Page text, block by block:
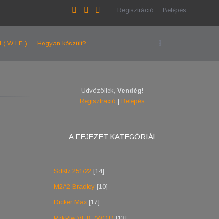
Regisztráció Belépés
( W I P ) Hogyan készült?
Üdvözöllek,Vendég!
Regisztráció |Belépés
A FEJEZET KATEGÓRIÁI
SdKfz.251/22 [14]
M2A2 Bradley [10]
Dicker Max [17]